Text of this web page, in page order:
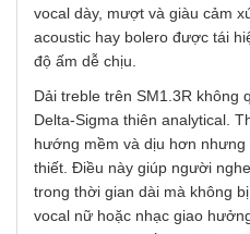
vocal dày, mượt và giàu cảm
acoustic hay bolero được tái
độ ấm dễ chịu.
Dải treble trên SM1.3R không
Delta-Sigma thiên analytical.
hướng mềm và dịu hơn
thiết. Điều này giúp người
trong thời gian dài mà không
vocal nữ hoặc nhạc giao